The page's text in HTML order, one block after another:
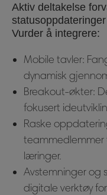
Aktiv deltakelse
Vurder å integrere:
Mobile tavler:
dynamisk
Breakout-økter:
fokusert
Raske
teammedlemmer
læringer.
Avstemninger og
digitale verktøy